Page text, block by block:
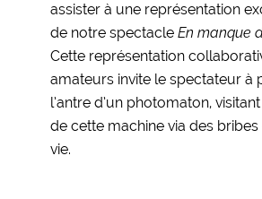
assister à une représentation
de notre spectacle En manque
Cette représentation
amateurs invite le spectateur à
l’antre d’un photomaton,
de cette machine via des bribes
vie.